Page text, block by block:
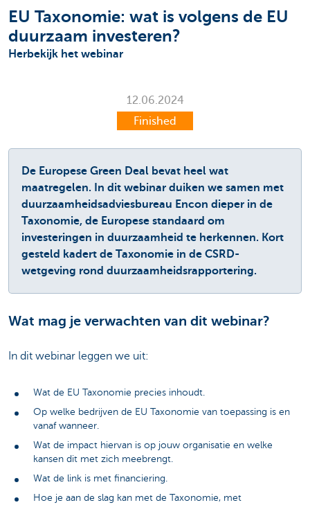
EU Taxonomie: wat is volgens de EU
duurzaam investeren?
Herbekijk het webinar
12.06.2024
Finished
De Europese Green Deal bevat heel wat
maatregelen. In dit webinar duiken we samen met
duurzaamheidsadviesbureau Encon dieper in de
Taxonomie, de Europese standaard om
investeringen in duurzaamheid te herkennen. Kort
gesteld kadert de Taxonomie in de CSRD-
wetgeving rond duurzaamheidsrapportering.
Wat mag je verwachten van dit webinar?
In dit webinar leggen we uit:
Wat de EU Taxonomie precies inhoudt.
Op welke bedrijven de EU Taxonomie van toepassing is en
vanaf wanneer.
Wat de impact hiervan is op jouw organisatie en welke
kansen dit met zich meebrengt.
Wat de link is met financiering.
Hoe je aan de slag kan met de Taxonomie, met